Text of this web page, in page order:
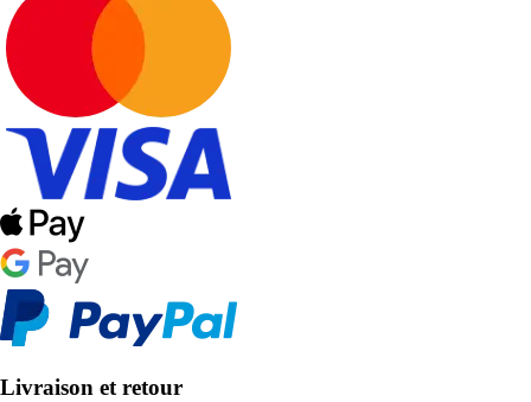
Livraison et retour